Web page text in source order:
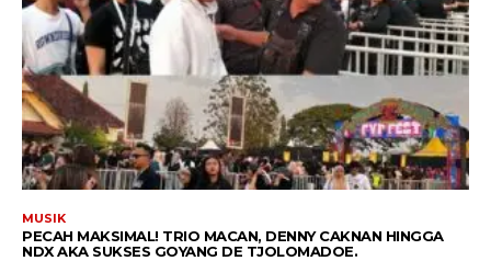
MUSIK
PECAH MAKSIMAL! TRIO MACAN, DENNY CAKNAN HINGGA
NDX AKA SUKSES GOYANG DE TJOLOMADOE.